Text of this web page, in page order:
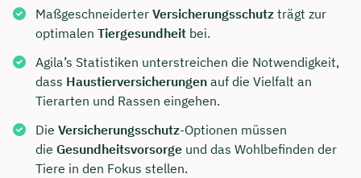
Maßgeschneiderter Versicherungsschutz trägt zur
optimalen Tiergesundheit bei.
Agila’s Statistiken unterstreichen die Notwendigkeit,
dass Haustierversicherungen auf die Vielfalt an
Tierarten und Rassen eingehen.
Die Versicherungsschutz-Optionen müssen
die Gesundheitsvorsorge und das Wohlbefinden der
Tiere in den Fokus stellen.